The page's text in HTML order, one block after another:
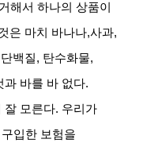
해서 하나의 상품이
은 마치 바나나,사과,
백질, 탄수화물,
과 바를 바 없다.
잘 모른다. 우리가
입한 보험을